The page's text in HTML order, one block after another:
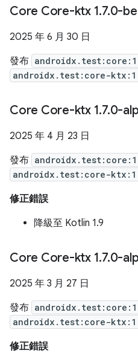
Core Core-ktx 1.7.0-
2025 年 6 月 30 日
發布
androidx.test:core-
Core Core-ktx 1.7.0-
2025 年 4 月 23 日
發布
androidx.test:core-
修正錯誤
降級至 Kotlin 1.9
Core Core-ktx 1.7.0-
2025 年 3 月 27 日
發布
androidx.test:core-
修正錯誤